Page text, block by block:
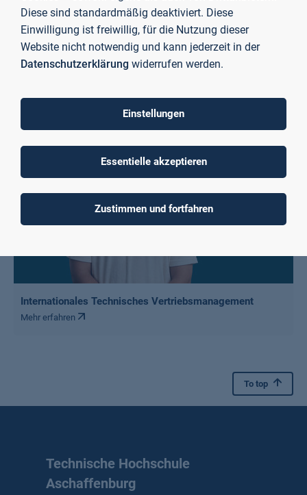
übrige Freizeitangebot. Zudem hatten die internationalen
Gäste die Gelegenheit, die malerische Fachwerkstadt
Miltenberg zu erkunden.
Internationales Technisches Vertriebsmanagement
Mehr erfahren
To top
Technische Hochschule
Aschaffenburg
Diese sind standardmäßig deaktiviert. Diese
Einwilligung ist freiwillig, für die Nutzung dieser
Website nicht notwendig und kann jederzeit in der
Datenschutzerklärung widerrufen werden.
Einstellungen
Essentielle akzeptieren
Zustimmen und fortfahren